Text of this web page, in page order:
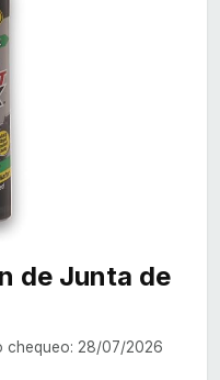
de Junta de
chequeo: 28/07/2026